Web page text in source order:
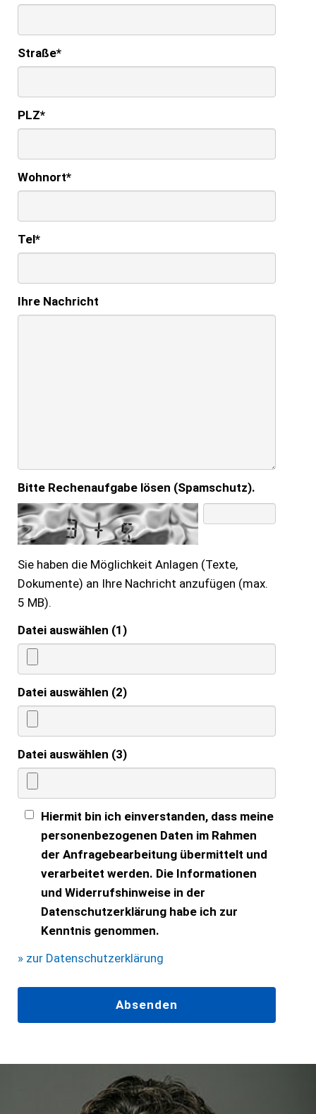
Straße*
PLZ*
Wohnort*
Tel*
Ihre Nachricht
Bitte Rechenaufgabe lösen (Spamschutz).
Sie haben die Möglichkeit Anlagen (Texte,
Dokumente) an Ihre Nachricht anzufügen (max.
5 MB).
Datei auswählen (1)
Datei auswählen (2)
Datei auswählen (3)
Hiermit bin ich einverstanden, dass meine
personenbezogenen Daten im Rahmen
der Anfragebearbeitung übermittelt und
verarbeitet werden. Die Informationen
und Widerrufshinweise in der
Datenschutzerklärung habe ich zur
Kenntnis genommen.
» zur Datenschutzerklärung